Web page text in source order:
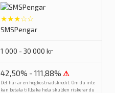
★★★☆☆
SMSPengar
1 000 - 30 000 kr
42,50% - 111,88% ⚠
Det här är en högkostnadskredit. Om du inte
kan betala tillbaka hela skulden riskerar du